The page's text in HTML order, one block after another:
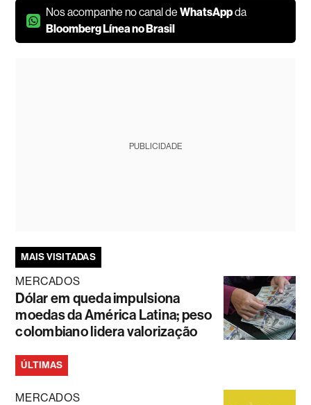
Nos acompanhe no canal deWhatsAppda
Bloomberg Línea no Brasil
PUBLICIDADE
MAIS VISITADAS
MERCADOS
Dólar em queda impulsiona
moedas da América Latina; peso
colombiano lidera valorização
ÚLTIMAS
MERCADOS